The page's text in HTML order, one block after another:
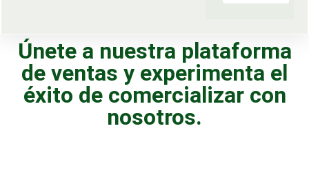
Únete a nuestra plataforma
de ventas y experimenta el
éxito de comercializar con
nosotros.